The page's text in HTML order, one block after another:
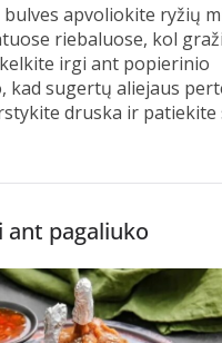
apvoliokite ryžių
riebaluose, kol
irgi ant popierinio
kad sugertų aliejaus
druska ir patiekite
ant pagaliuko